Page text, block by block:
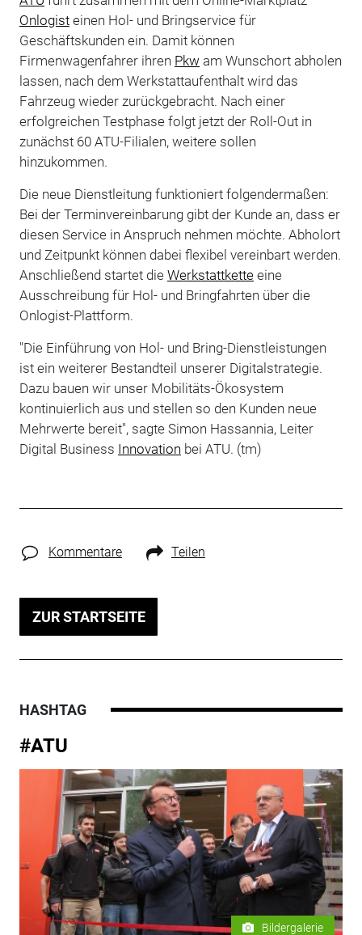
Onlogisteinen Hol- und Bringservice für
Geschäftskunden ein. Damit können
Firmenwagenfahrer ihren Pkw am Wunschort abholen
lassen, nach dem Werkstattaufenthalt wird das
Fahrzeug wieder zurückgebracht. Nach einer
erfolgreichen Testphase folgt jetzt der Roll-Out in
zunächst 60 ATU-Filialen, weitere sollen
hinzukommen.
Die neue Dienstleitung funktioniert folgendermaßen:
Bei der Terminvereinbarung gibt der Kunde an, dass er
diesen Service in Anspruch nehmen möchte. Abholort
und Zeitpunkt können dabei flexibel vereinbart werden.
Anschließend startet die Werkstattketteeine
Ausschreibung für Hol- und Bringfahrten über die
Onlogist-Plattform.
"Die Einführung von Hol- und Bring-Dienstleistungen
ist ein weiterer Bestandteil unserer Digitalstrategie.
Dazu bauen wir unser Mobilitäts-Ökosystem
kontinuierlich aus und stellen so den Kunden neue
Mehrwerte bereit", sagte Simon Hassannia, Leiter
Digital Business Innovation bei ATU. (tm)
Kommentare Teilen
ZUR STARTSEITE
HASHTAG
#ATU
Bildergalerie